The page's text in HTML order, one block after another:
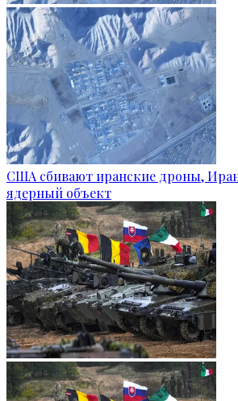
США сбивают иранские дроны,
ядерный объект